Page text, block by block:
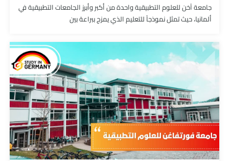
جامعة آخن للعلوم التطبيقية واحدة من أكبر وأبرز الجامعات التطبيقية في
ألمانيا، حيث تمثل نموذجاً للتعليم الذي يمزج ببراعة بين